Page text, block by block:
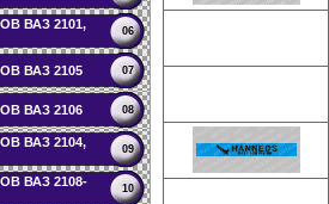
ВАЗ 2101,
06
ВАЗ 2105 07
ВАЗ 2106 08
ВАЗ 2104,
09
ВАЗ 2108-
10